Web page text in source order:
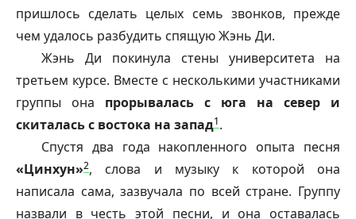
пришлось сделать целых семь звонков, прежде
чем удалось разбудить спящую Жэнь Ди.
Жэнь Ди покинула стены университета на
третьем курсе. Вместе с несколькими участниками
группы она прорывалась с юга на север и
скиталась с востока на запад1.
Спустя два года накопленного опыта песня
«Цинхун»2, слова и музыку к которой она
написала сама, зазвучала по всей стране. Группу
назвали в честь этой песни, и она оставалась